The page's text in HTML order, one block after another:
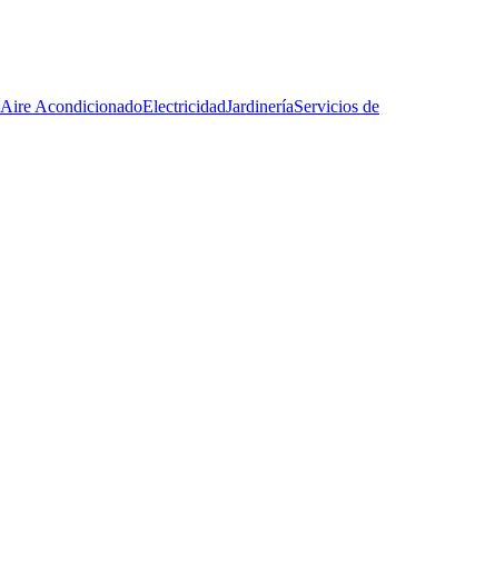
Aire AcondicionadoElectricidadJardineríaServicios de